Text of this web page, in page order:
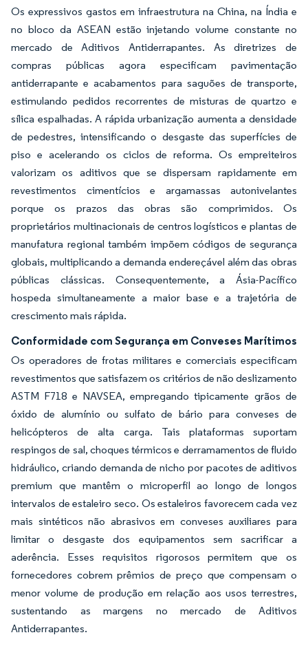
Os expressivos gastos em infraestrutura na China, na Índia e
no bloco da ASEAN estão injetando volume constante no
mercado de Aditivos Antiderrapantes. As diretrizes de
compras públicas agora especificam pavimentação
antiderrapante e acabamentos para saguões de transporte,
estimulando pedidos recorrentes de misturas de quartzo e
sílica espalhadas. A rápida urbanização aumenta a densidade
de pedestres, intensificando o desgaste das superfícies de
piso e acelerando os ciclos de reforma. Os empreiteiros
valorizam os aditivos que se dispersam rapidamente em
revestimentos cimentícios e argamassas autonivelantes
porque os prazos das obras são comprimidos. Os
proprietários multinacionais de centros logísticos e plantas de
manufatura regional também impõem códigos de segurança
globais, multiplicando a demanda endereçável além das obras
públicas clássicas. Consequentemente, a Ásia-Pacífico
hospeda simultaneamente a maior base e a trajetória de
crescimento mais rápida.
Conformidade com Segurança em Conveses Marítimos
Os operadores de frotas militares e comerciais especificam
revestimentos que satisfazem os critérios de não deslizamento
ASTM F718 e NAVSEA, empregando tipicamente grãos de
óxido de alumínio ou sulfato de bário para conveses de
helicópteros de alta carga. Tais plataformas suportam
respingos de sal, choques térmicos e derramamentos de fluido
hidráulico, criando demanda de nicho por pacotes de aditivos
premium que mantêm o microperfil ao longo de longos
intervalos de estaleiro seco. Os estaleiros favorecem cada vez
mais sintéticos não abrasivos em conveses auxiliares para
limitar o desgaste dos equipamentos sem sacrificar a
aderência. Esses requisitos rigorosos permitem que os
fornecedores cobrem prêmios de preço que compensam o
menor volume de produção em relação aos usos terrestres,
sustentando as margens no mercado de Aditivos
Antiderrapantes.